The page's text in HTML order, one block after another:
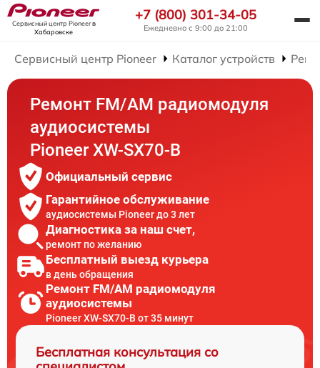
Сервисный центр Pioneerв
Хабаровске
+7 (800) 301-34-05
Ежедневно с 9:00 до 21:00
Сервисный центр Pioneer Каталог устройств
Ремонт FM/AM радиомодуля
аудиосистемы
Pioneer XW-SX70-B
Официальный сервис
Гарантийное обслуживание
аудиосистемы Pioneer до 3 лет
Диагностика за наш счет,
ремонт по желанию
Бесплатный выезд курьера
в день обращения
Ремонт FM/AM радиомодуля
аудиосистемы
Pioneer XW-SX70-B от 35 минут
Бесплатная консультация со